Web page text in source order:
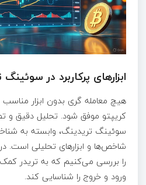
ابزارهای پرکاربرد در
هیچ معامله‌ گری بدون ابزار مناسب
کریپتو موفق شود. تحلیل دقیق و
سوئینگ تریدینگ، وابسته به
شاخص‌ها و ابزارهای تحلیلی است. در
را بررسی می‌کنیم که به تریدر
ورود و خروج را شناسایی کند.